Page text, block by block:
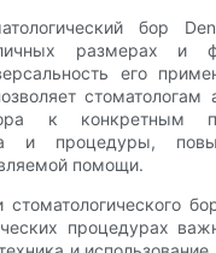
бор
размерах и
его
стоматологам
к конкретным
и процедуры,
помощи.
стоматологического
процедурах